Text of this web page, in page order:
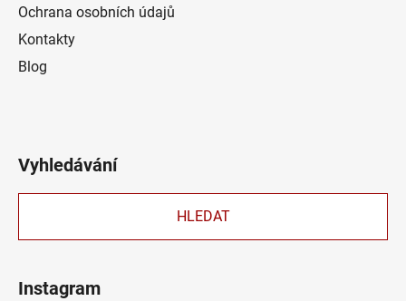
Ochrana osobních údajů
Kontakty
Blog
Vyhledávání
HLEDAT
Instagram